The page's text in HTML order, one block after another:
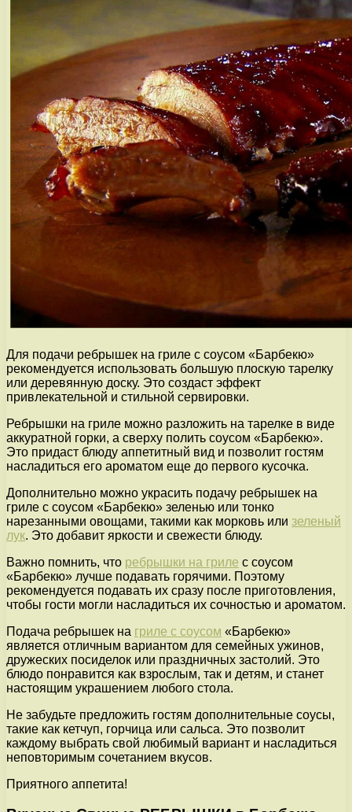
Для подачи ребрышек на гриле с соусом «Барбекю»
рекомендуется использовать большую плоскую тарелку
или деревянную доску. Это создаст эффект
привлекательной и стильной сервировки.
Ребрышки на гриле можно разложить на тарелке в виде
аккуратной горки, а сверху полить соусом «Барбекю».
Это придаст блюду аппетитный вид и позволит гостям
насладиться его ароматом еще до первого кусочка.
Дополнительно можно украсить подачу ребрышек на
гриле с соусом «Барбекю» зеленью или тонко
нарезанными овощами, такими как морковь или зеленый
лук. Это добавит яркости и свежести блюду.
Важно помнить, что ребрышки на гриле с соусом
«Барбекю» лучше подавать горячими. Поэтому
рекомендуется подавать их сразу после приготовления,
чтобы гости могли насладиться их сочностью и ароматом.
Подача ребрышек на гриле с соусом «Барбекю»
является отличным вариантом для семейных ужинов,
дружеских посиделок или праздничных застолий. Это
блюдо понравится как взрослым, так и детям, и станет
настоящим украшением любого стола.
Не забудьте предложить гостям дополнительные соусы,
такие как кетчуп, горчица или сальса. Это позволит
каждому выбрать свой любимый вариант и насладиться
неповторимым сочетанием вкусов.
Приятного аппетита!